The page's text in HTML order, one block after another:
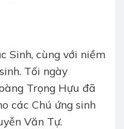
Sinh, cùng với niềm
Tối ngày
Trọng Hựu đã
các Chú ứng sinh
Văn Tự.